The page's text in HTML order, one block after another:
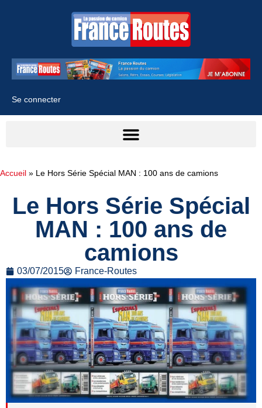
Se connecter
Accueil » Le Hors Série Spécial MAN : 100 ans de camions
Le Hors Série Spécial
MAN : 100 ans de
camions
03/07/2015 France-Routes